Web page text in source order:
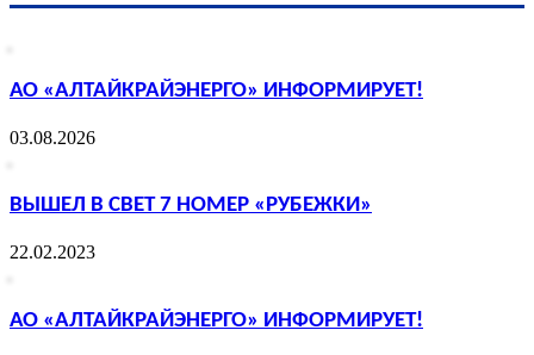
АО «АЛТАЙКРАЙЭНЕРГО» ИНФОРМИРУЕТ!
03.08.2026
ВЫШЕЛ В СВЕТ 7 НОМЕР «РУБЕЖКИ»
22.02.2023
АО «АЛТАЙКРАЙЭНЕРГО» ИНФОРМИРУЕТ!